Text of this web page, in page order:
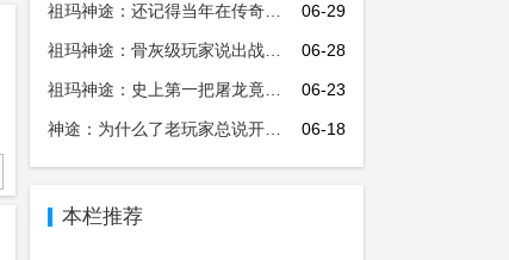
06-29
祖玛神途：还记得当年在传奇中消费上亿的土豪8L吗？如今身份被曝光！
06-28
祖玛神途：骨灰级玩家说出战士装备穿搭终极秘密，别再话冤枉钱了！
06-23
祖玛神途：史上第一把屠龙竟然不是太子丹，看看老玩家怎么说
06-18
神途：为什么了老玩家总说开天没有屠龙好？详细揭秘屠龙刀隐藏的秘密！
本栏推荐